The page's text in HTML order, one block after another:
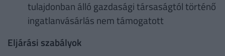
tulajdonban álló gazdasági társaságtól történő
ingatlanvásárlás nem támogatott
Eljárási szabályok